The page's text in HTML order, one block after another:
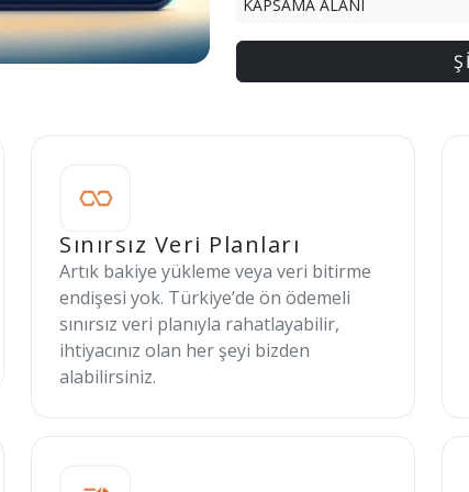
KAPSAMA ALANI
Sınırsız Veri Planları
Artık bakiye yükleme veya veri bitirme
endişesi yok. Türkiye’de ön ödemeli
sınırsız veri planıyla rahatlayabilir,
ihtiyacınız olan her şeyi bizden
alabilirsiniz.